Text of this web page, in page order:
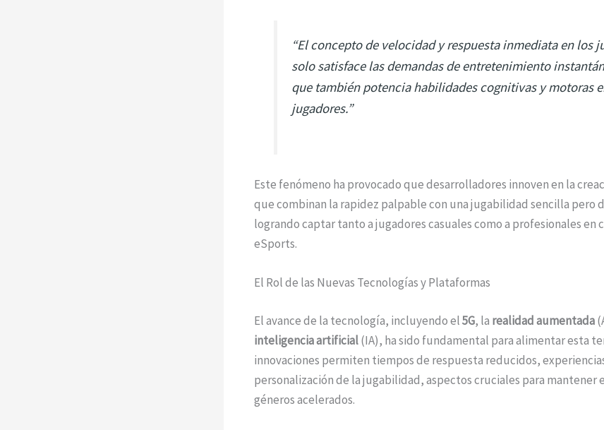
“El concepto de velocidad y respuesta inmediata en los
solo satisface las demandas de entretenimiento
que también potencia habilidades cognitivas y motoras
jugadores.”
Este fenómeno ha provocado que desarrolladores innoven en la
que combinan la rapidez palpable con una jugabilidad sencilla pero
logrando captar tanto a jugadores casuales como a profesionales en
eSports.
El Rol de las Nuevas Tecnologías y Plataformas
El avance de la tecnología, incluyendo el5G, la realidad aumentada
inteligencia artificial(IA), ha sido fundamental para alimentar esta
innovaciones permiten tiempos de respuesta reducidos,
personalización de la jugabilidad, aspectos cruciales para mantener
géneros acelerados.